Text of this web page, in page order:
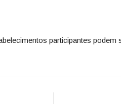
participantes podem